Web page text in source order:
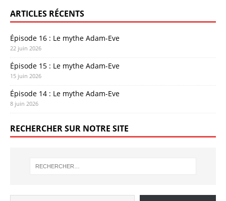
ARTICLES RÉCENTS
Épisode 16 : Le mythe Adam-Eve
22 juin 2026
Épisode 15 : Le mythe Adam-Eve
15 juin 2026
Épisode 14 : Le mythe Adam-Eve
8 juin 2026
RECHERCHER SUR NOTRE SITE